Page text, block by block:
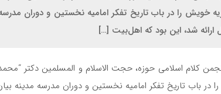
خویش را در باب تاریخ تفکر امامیه نخستین و دوران
ارائه شد، این بود که اهل‌بیت […]
کلام اسلامی حوزه، حجت‌ الاسلام‌ و المسلمین دکتر
در باب تاریخ تفکر امامیه نخستین و دوران مدرسه مدینه